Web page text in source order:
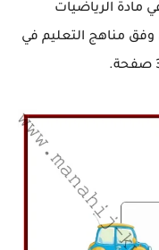
مادة الرياضيات
مناهج التعليم في